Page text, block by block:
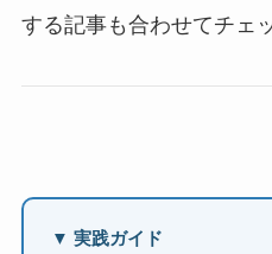
する記事も合わせてチェ
▼ 実践ガイド